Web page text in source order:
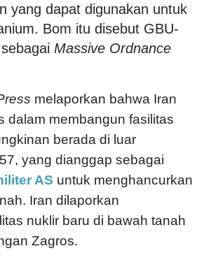
yang dapat digunakan untuk
Bom itu disebut GBU-
Massive Ordnance
melaporkan bahwa Iran
dalam membangun fasilitas
berada di luar
yang dianggap sebagai
AS untuk menghancurkan
Iran dilaporkan
nuklir baru di bawah tanah
Zagros.